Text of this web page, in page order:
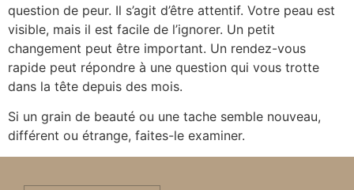
question de peur. Il s’agit d’être attentif. Votre peau est
visible, mais il est facile de l’ignorer. Un petit
changement peut être important. Un rendez-vous
rapide peut répondre à une question qui vous trotte
dans la tête depuis des mois.
Si un grain de beauté ou une tache semble nouveau,
différent ou étrange, faites-le examiner.